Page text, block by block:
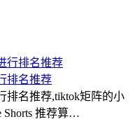
排名推荐
排名推荐,tiktok矩阵的小
Shorts 推荐算…